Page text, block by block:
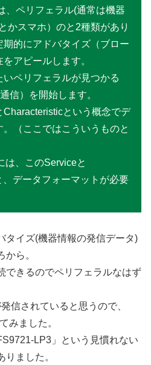
、ペリフェラル(通常は機器
かスマホ）のと2種類があり
期的にアドバタイズ（ブロー
アピールします。
ペリフェラルが見つかる
信）を開始します。
という概念でデ
（ここではこういうものと
は、このServiceと
データフォーマットが必要
タイズ(機器情報の発信データ)
から。
できるのでペリフェラルなはず
信されていると思うので、
みました。
LP3」という見慣れない
ました。